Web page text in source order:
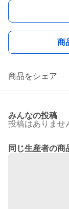
商
商品をシェア
みんなの投稿
投稿はありませ
同じ生産者の商